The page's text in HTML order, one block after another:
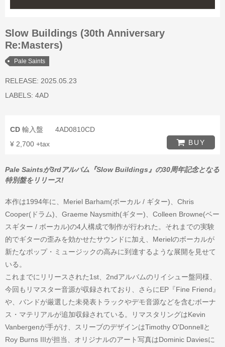
Slow Buildings (30th Anniversary
Re:Masters)
Pale Saints
RELEASE: 2025.05.23
LABELS: 4AD
CD 輸入盤
4AD0810CD
¥ 2,700 +tax
BUY
Pale Saintsが3rdアルバム『Slow Buildings』の30周年記念となる
特別盤をリリース!
本作は1994年に、Meriel Barham(ボーカル / ギター)、Chris
Cooper(ドラム)、Graeme Naysmith(ギター)、Colleen Browne(ベー
スギター / ボーカル)の4人構成で制作が行われた。それまでの実験
的でギターの歪みを効かせたサウンドに加え、Merielのボーカルが
新たなポップ・ミュージックの高みに到達するような展開を見せて
いる。
これまでにリリースされた1st、2ndアルバムのリイシュー盤同様、
今回もリマスター音源が収録されており、さらにEP『Fine Friend』
や、バンドが厳選した未発表トラックやデモ音源などを含むボーナ
ス・マテリアルが追加収録されている。リマスタリングはKevin
Vanbergenが手がけ、スリーブのデザインはTimothy O'Donnellと
Roy Burns IIIが担当、オリジナルのアート写真はDominic Daviesに